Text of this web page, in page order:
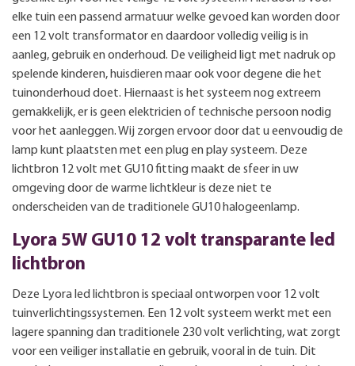
elke tuin een passend armatuur welke gevoed kan worden door
een 12 volt transformator en daardoor volledig veilig is in
aanleg, gebruik en onderhoud. De veiligheid ligt met nadruk op
spelende kinderen, huisdieren maar ook voor degene die het
tuinonderhoud doet. Hiernaast is het systeem nog extreem
gemakkelijk, er is geen elektricien of technische persoon nodig
voor het aanleggen. Wij zorgen ervoor door dat u eenvoudig de
lamp kunt plaatsten met een plug en play systeem. Deze
lichtbron 12 volt met GU10 fitting maakt de sfeer in uw
omgeving door de warme lichtkleur is deze niet te
onderscheiden van de traditionele GU10 halogeenlamp.
Lyora 5W GU10 12 volt transparante led
lichtbron
Deze Lyora led lichtbron is speciaal ontworpen voor 12 volt
tuinverlichtingssystemen. Een 12 volt systeem werkt met een
lagere spanning dan traditionele 230 volt verlichting, wat zorgt
voor een veiliger installatie en gebruik, vooral in de tuin. Dit